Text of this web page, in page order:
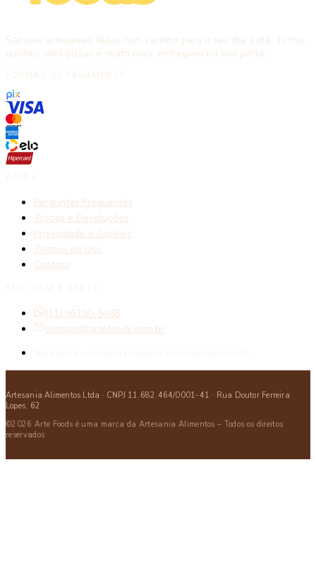
Sabores artesanais feitos com carinho para o seu dia a dia. Tortas,
quiches, mini pizzas e muito mais, entregues na sua porta.
Perguntas Frequentes
Trocas e Devoluções
Privacidade e Cookies
Termos de Uso
Contato
(11) 96190-5468
contato@artefoods.com.br
Artesania Alimentos Ltda · CNPJ 11.682.464/0001-41 · Rua Doutor Ferreira
Lopes, 62
©2026 Arte Foods é uma marca da Artesania Alimentos – Todos os direitos
reservados